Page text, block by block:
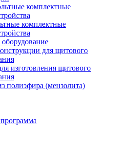
комплектные
комплектные
для щитового
изготовления щитового
полиэфира (мензолита)